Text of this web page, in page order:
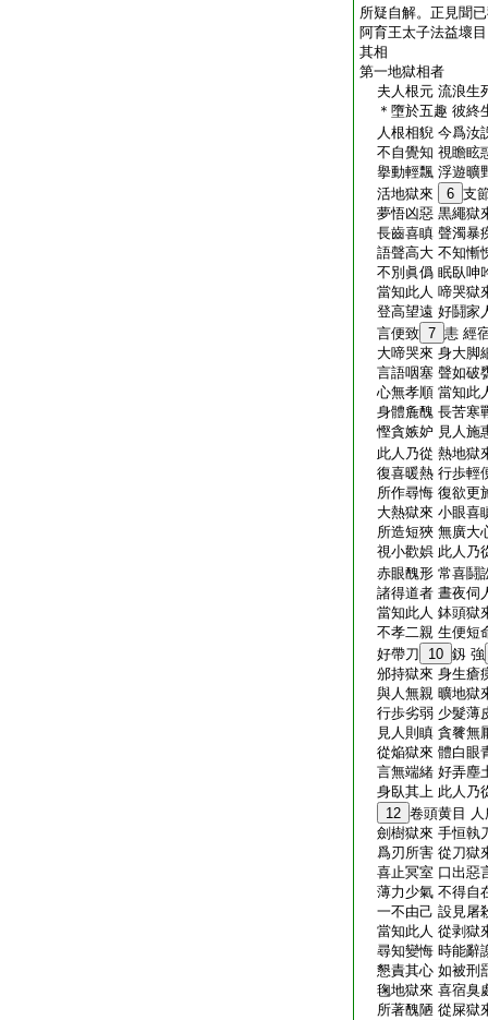
所疑自解。正見聞
阿育王太子法益壞
其相
第一地獄相者
夫人根元 流浪生
＊墮於五趣 彼終
人根相貎 今爲汝
不自覺知 視瞻眩
擧動輕飄 浮遊曠
活地獄來
6 支
夢悟凶惡 黒繩獄
長齒喜瞋 聲濁暴
語聲高大 不知慚
不別眞僞 眠臥呻
當知此人 啼哭獄
登高望遠 好鬪家
言便致 7 恚 經
大啼哭來 身大脚
言語咽塞 聲如破
心無孝順 當知此
身體麁醜 長苦寒
慳貪嫉妒 見人施
此人乃從 熱地獄
復喜暖熱 行歩輕
所作尋悔 復欲更
大熱獄來 小眼喜
所造短狹 無廣大
視小歡娯 此人乃
赤眼醜形 常喜鬪
諸得道者 晝夜伺
當知此人 鉢頭獄
不孝二親 生便短
好帶刀
10 釼 強
邠持獄來 身生瘡
與人無親 曠地獄
行歩劣弱 少髮薄
見人則瞋 貪餮無
從焔獄來 體白眼
言無端緒 好弄塵
身臥其上 此人乃
12 卷頭黄目
劍樹獄來 手恒執
爲刃所害 從刀獄
喜止冥室 口出惡
薄力少氣 不得自
一不由己 設見屠
當知此人 從剥獄
尋知變悔 時能辭
懇責其心 如被刑
毱地獄來 喜宿臭
所著醜陋 從屎獄